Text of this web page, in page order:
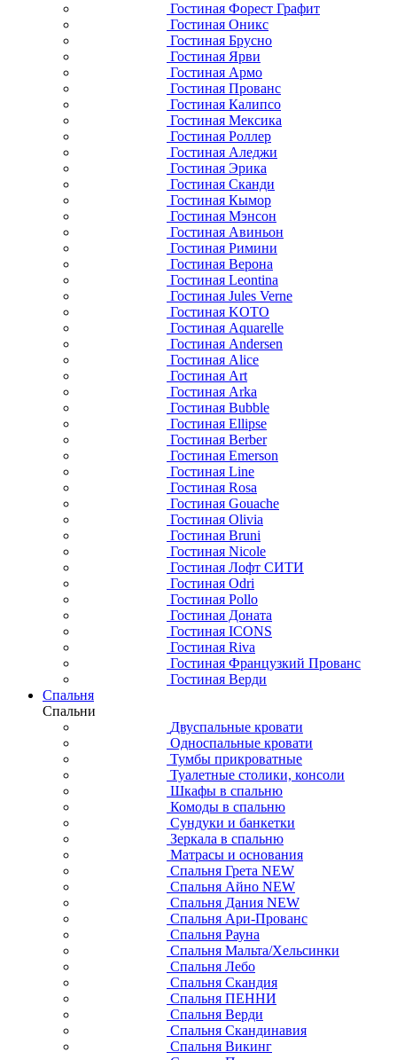
Гостиная Форест Графит
Гостиная Оникс
Гостиная Брусно
Гостиная Ярви
Гостиная Армо
Гостиная Прованс
Гостиная Калипсо
Гостиная Мексика
Гостиная Роллер
Гостиная Аледжи
Гостиная Эрика
Гостиная Сканди
Гостиная Кымор
Гостиная Мэнсон
Гостиная Авиньон
Гостиная Римини
Гостиная Верона
Гостиная Leontina
Гостиная Jules Verne
Гостиная KOTO
Гостиная Aquarelle
Гостиная Andersen
Гостиная Alice
Гостиная Art
Гостиная Arka
Гостиная Bubble
Гостиная Ellipse
Гостиная Berber
Гостиная Emerson
Гостиная Line
Гостиная Rosa
Гостиная Gouache
Гостиная Olivia
Гостиная Bruni
Гостиная Nicole
Гостиная Лофт СИТИ
Гостиная Odri
Гостиная Pollo
Гостиная Доната
Гостиная ICONS
Гостиная Riva
Гостиная Французкий Прованс
Гостиная Верди
Спальня
Спальни
Двуспальные кровати
Односпальные кровати
Тумбы прикроватные
Туалетные столики, консоли
Шкафы в спальню
Комоды в спальню
Сундуки и банкетки
Зеркала в спальню
Матрасы и основания
Спальня Грета NEW
Спальня Айно NEW
Спальня Дания NEW
Спальня Ари-Прованс
Спальня Рауна
Спальня Мальта/Хельсинки
Спальня Лебо
Спальня Скандия
Спальня ПЕННИ
Спальня Верди
Спальня Скандинавия
Спальня Викинг